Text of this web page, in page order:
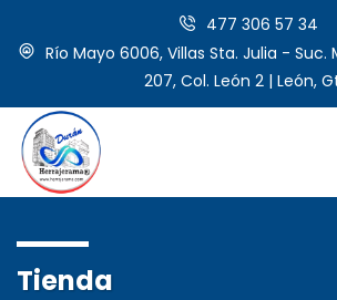
477 306 57 34
Río Mayo 6006, Villas Sta. Julia - Suc.
207, Col. León 2 | León,
Tienda